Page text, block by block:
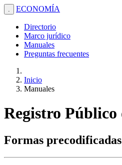
. ECONOMÍA
Directorio
Marco jurídico
Manuales
Preguntas frecuentes
Inicio
Manuales
Registro Público
Formas precodificadas